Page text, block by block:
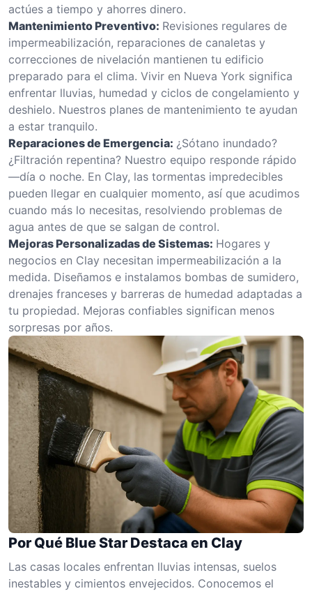
actúes a tiempo y ahorres dinero.
Mantenimiento Preventivo: Revisiones regulares de
impermeabilización, reparaciones de canaletas y
correcciones de nivelación mantienen tu edificio
preparado para el clima. Vivir en Nueva York significa
enfrentar lluvias, humedad y ciclos de congelamiento y
deshielo. Nuestros planes de mantenimiento te ayudan
a estar tranquilo.
Reparaciones de Emergencia: ¿Sótano inundado?
¿Filtración repentina? Nuestro equipo responde rápido
—día o noche. En Clay, las tormentas impredecibles
pueden llegar en cualquier momento, así que acudimos
cuando más lo necesitas, resolviendo problemas de
agua antes de que se salgan de control.
Mejoras Personalizadas de Sistemas: Hogares y
negocios en Clay necesitan impermeabilización a la
medida. Diseñamos e instalamos bombas de sumidero,
drenajes franceses y barreras de humedad adaptadas a
tu propiedad. Mejoras confiables significan menos
sorpresas por años.
Por Qué Blue Star Destaca en Clay
Las casas locales enfrentan lluvias intensas, suelos
inestables y cimientos envejecidos. Conocemos el